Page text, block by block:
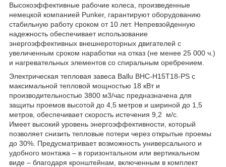
Высокоэффективные рабочие колеса, произведенные
немецкой компанией Punker, гарантируют оборудованию
стабильную работу сроком от 10 лет. Непревзойденную
надежность обеспечивает использование
энергоэффективных внешнероторных двигателей с
увеличенным сроком наработки на отказ (не менее 25 000 ч.)
и нагревательных элементов со спиральным оребрением.
Электрическая тепловая завеса Ballu BHC-H15T18-PS с
максимальной тепловой мощностью 18 кВт и
производительностью 3800 м3/час предназначена для
защиты проемов высотой до 4,5 метров и шириной до 1,5
метров, обеспечивает скорость истечения 9,2 м/с.
Имеет высокий уровень энергоэффективности, который
позволяет снизить тепловые потери через открытые проемы
до 30%. Предусматривает возможность универсального и
удобного монтажа – в горизонтальном или вертикальном
виде – благодаря кронштейнам, включенным в комплект